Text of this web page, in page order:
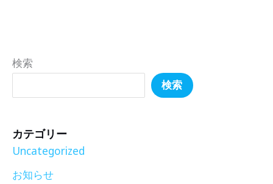
検索
検索
カテゴリー
Uncategorized
お知らせ